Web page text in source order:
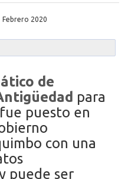
Febrero 2020
de
para
puesto en
con una
puede ser